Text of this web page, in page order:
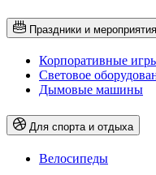
Праздники и мероприятия
Корпоративные
Световое
Дымовые машины
Для спорта и отдыха
Велосипеды